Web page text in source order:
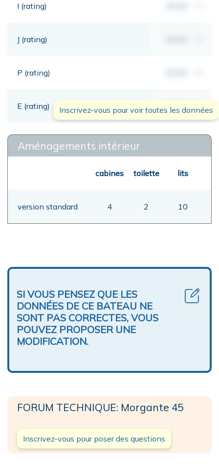
I (rating)
J (rating)
P (rating)
E (rating) 00,00
Inscrivez-vous pour voir toutes les données
Aménagements intérieur
cabines toilette lits
version standard 4 2 10
SI VOUS PENSEZ QUE LES
DONNÉES DE CE BATEAU NE
SONT PAS CORRECTES, VOUS
POUVEZ PROPOSER UNE
MODIFICATION.
FORUM TECHNIQUE: Morgante 45
Inscrivez-vous pour poser des questions